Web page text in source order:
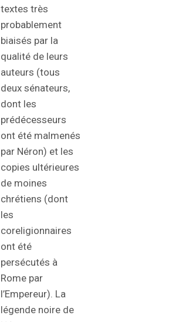
textes très
probablement
biaisés par la
qualité de leurs
auteurs (tous
deux sénateurs,
dont les
prédécesseurs
ont été malmenés
par Néron) et les
copies ultérieures
de moines
chrétiens (dont
les
coreligionnaires
ont été
persécutés à
Rome par
l’Empereur). La
légende noire de